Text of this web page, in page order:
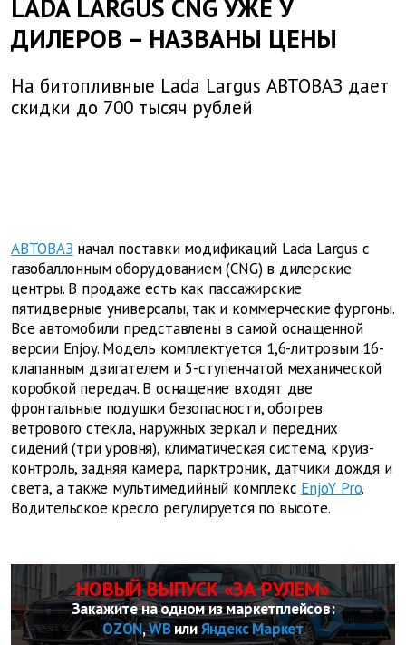
LADA LARGUS CNG УЖЕ У
ДИЛЕРОВ – НАЗВАНЫ ЦЕНЫ
На битопливные Lada Largus АВТОВАЗ дает
скидки до 700 тысяч рублей
АВТОВАЗ начал поставки модификаций Lada Largus с
газобаллонным оборудованием (CNG) в дилерские
центры. В продаже есть как пассажирские
пятидверные универсалы, так и коммерческие фургоны.
Все автомобили представлены в самой оснащенной
версии Enjoy. Модель комплектуется 1,6-литровым 16-
клапанным двигателем и 5-ступенчатой механической
коробкой передач. В оснащение входят две
фронтальные подушки безопасности, обогрев
ветрового стекла, наружных зеркал и передних
сидений (три уровня), климатическая система, круиз-
контроль, задняя камера, парктроник, датчики дождя и
света, а также мультимедийный комплекс EnjoY Pro.
Водительское кресло регулируется по высоте.
НОВЫЙ ВЫПУСК «ЗА РУЛЕМ»
Закажите на одном из маркетплейсов:
OZON,WBилиЯндекс Маркет